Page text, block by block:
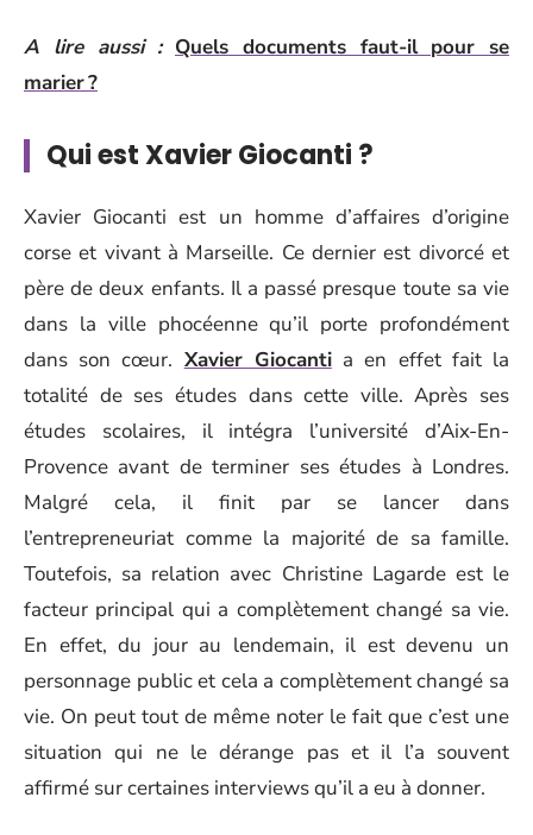
A lire aussi : Quels documents faut-il pour se
marier ?
Qui est Xavier Giocanti ?
Xavier Giocanti est un homme d’affaires d’origine
corse et vivant à Marseille. Ce dernier est divorcé et
père de deux enfants. Il a passé presque toute sa vie
dans la ville phocéenne qu’il porte profondément
dans son cœur. Xavier Giocantia en effet fait la
totalité de ses études dans cette ville. Après ses
études scolaires, il intégra l’université d’Aix-En-
Provence avant de terminer ses études à Londres.
Malgré cela, il finit par se lancer dans
l’entrepreneuriat comme la majorité de sa famille.
Toutefois, sa relation avec Christine Lagarde est le
facteur principal qui a complètement changé sa vie.
En effet, du jour au lendemain, il est devenu un
personnage public et cela a complètement changé sa
vie. On peut tout de même noter le fait que c’est une
situation qui ne le dérange pas et il l’a souvent
affirmé sur certaines interviews qu’il a eu à donner.